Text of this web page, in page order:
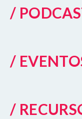
/
/
/